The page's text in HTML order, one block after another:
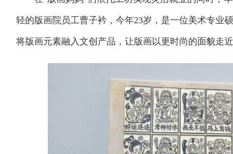
轻的版画院员工曹子衿，今年23岁，是一位美术专业
将版画元素融入文创产品，让版画以更时尚的面貌走近